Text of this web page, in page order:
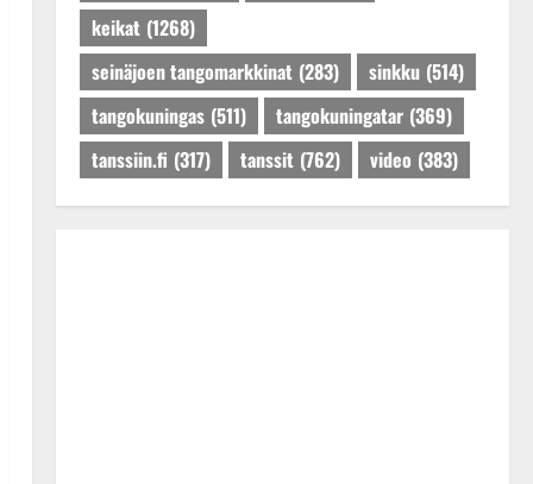
keikat (1268)
seinäjoen tangomarkkinat (283) sinkku (514)
tangokuningas (511) tangokuningatar (369)
tanssiin.fi (317) tanssit (762) video (383)